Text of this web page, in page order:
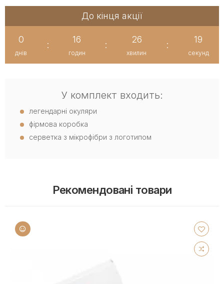
До кінця акції
0
днів
:
16
годин
:
26
хвилин
:
18
секунд
У комплект входить:
легендарні окуляри
фірмова коробка
серветка з мікрофібри з логотипом
Рекомендовані товари